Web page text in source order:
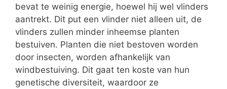
bevat te weinig energie, hoewel hij wel vlinders
aantrekt. Dit put een vlinder niet alleen uit, de
vlinders zullen minder inheemse planten
bestuiven. Planten die niet bestoven worden
door insecten, worden afhankelijk van
windbestuiving. Dit gaat ten koste van hun
genetische diversiteit, waardoor ze